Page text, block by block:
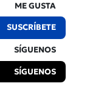
ME GUSTA
SUSCRÍBETE
SÍGUENOS
SÍGUENOS